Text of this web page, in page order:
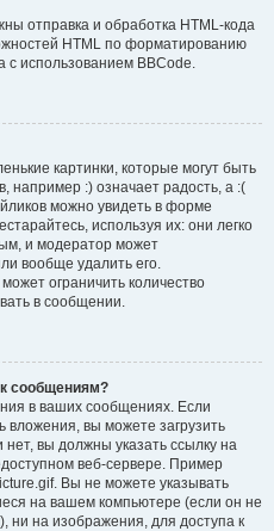
отправка и обработка HTML-кода
HTML по форматированию
использованием BBCode.
картинки, которые могут быть
например :) означает радость, а :(
можно увидеть в форме
используя их: они легко
и модератор может
вообще удалить его.
ограничить количество
в сообщении.
сообщениям?
в ваших сообщениях. Если
вы можете загрузить
вы должны указать ссылку на
веб-сервере. Пример
Вы не можете указывать
на вашем компьютере (если он не
ни на изображения, для доступа к